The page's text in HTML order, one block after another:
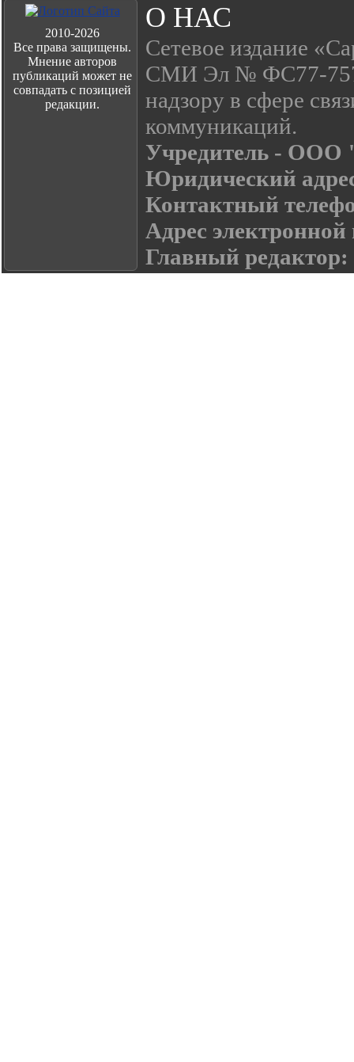
2010-2026
Все права защищены.
Мнение авторов
публикаций может не
совпадать с позицией
редакции.
О НАС
Сетевое издание
СМИ Эл № ФС77-
надзору в сфере
коммуникаций.
Учредитель - ООО
Юридический
Контактный
Адрес
Главный редактор: